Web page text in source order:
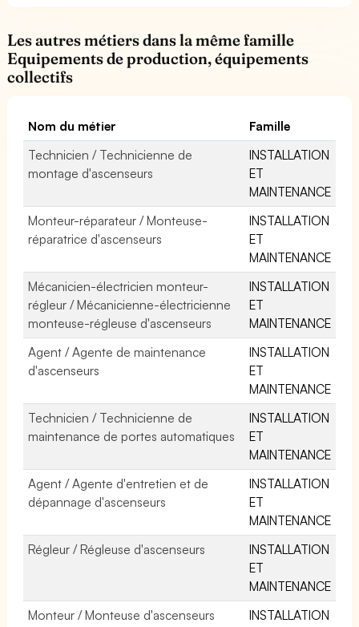
Les autres métiers dans la même famille
Equipements de production, équipements
collectifs
Nom du métier
Famille
Technicien / Technicienne de
montage d'ascenseurs
INSTALLATION
ET
MAINTENANCE
Monteur-réparateur / Monteuse-
réparatrice d'ascenseurs
INSTALLATION
ET
MAINTENANCE
Mécanicien-électricien monteur-
régleur / Mécanicienne-électricienne
monteuse-régleuse d'ascenseurs
INSTALLATION
ET
MAINTENANCE
Agent / Agente de maintenance
d'ascenseurs
INSTALLATION
ET
MAINTENANCE
Technicien / Technicienne de
maintenance de portes automatiques
INSTALLATION
ET
MAINTENANCE
Agent / Agente d'entretien et de
dépannage d'ascenseurs
INSTALLATION
ET
MAINTENANCE
Régleur / Régleuse d'ascenseurs
INSTALLATION
ET
MAINTENANCE
Monteur / Monteuse d'ascenseurs
INSTALLATION